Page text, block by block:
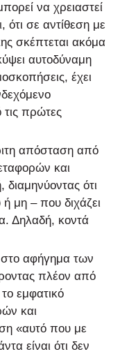
να χρειαστεί
ότι σε αντίθεση με
σκέπτεται ακόμα
αυτοδύναμη
έχει
πρώτες
απόσταση από
και
ότι
μη – που διχάζει
Δηλαδή, κοντά
στο αφήγημα των
πλέον από
εμφατικό
και
«αυτό που με
είναι ότι δεν